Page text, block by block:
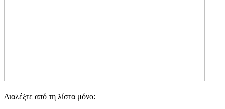
Διαλέξτε από τη λίστα μόνο: